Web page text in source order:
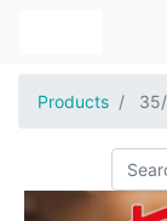
Products